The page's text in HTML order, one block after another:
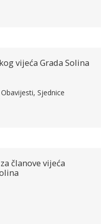
vijeća Grada Solina
Obavijesti, Sjednice
članove vijeća